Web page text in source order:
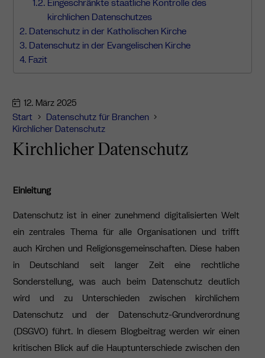
12. März 2025
Start
Datenschutz für Branchen
Kirchlicher Datenschutz
Kirchlicher Datenschutz
Einleitung
Datenschutz ist in einer zunehmend digitalisierten Welt
ein zentrales Thema für alle Organisationen und trifft
auch Kirchen und Religionsgemeinschaften. Diese haben
in Deutschland seit langer Zeit eine rechtliche
Sonderstellung, was auch beim Datenschutz deutlich
wird und zu Unterschieden zwischen kirchlichem
Datenschutz und der Datenschutz-Grundverordnung
(DSGVO) führt. In diesem Blogbeitrag werden wir einen
kritischen Blick auf die Hauptunterschiede zwischen den
kirchlichen Datenschutzes
Datenschutz in der Katholischen Kirche
Datenschutz in der Evangelischen Kirche
Fazit